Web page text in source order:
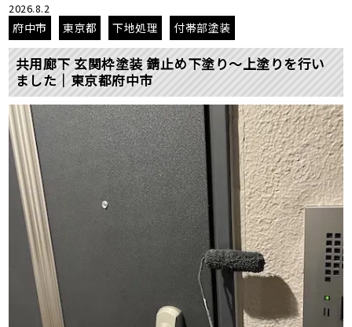
2026.8.2
府中市 東京都 下地処理 付帯部塗装
共用廊下 玄関枠塗装 錆止め下塗り〜上塗りを行い
ました｜東京都府中市